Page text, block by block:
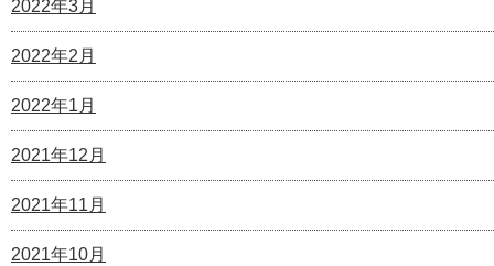
2022年3月
2022年2月
2022年1月
2021年12月
2021年11月
2021年10月